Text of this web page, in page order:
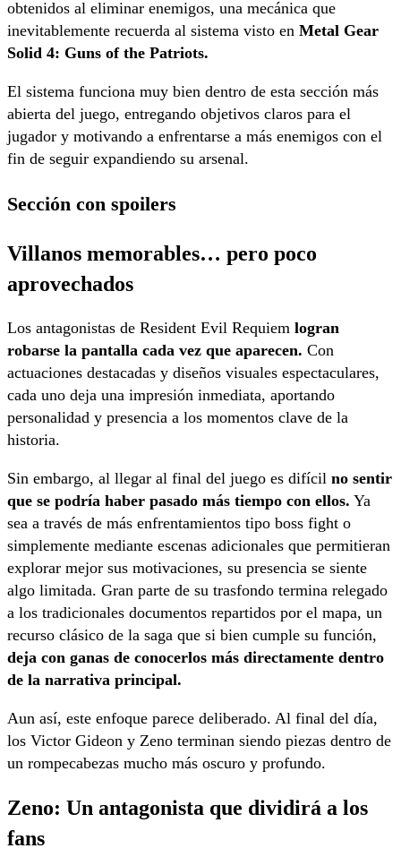
obtenidos al eliminar enemigos, una mecánica que
inevitablemente recuerda al sistema visto en Metal Gear
Solid 4: Guns of the Patriots.
El sistema funciona muy bien dentro de esta sección más
abierta del juego, entregando objetivos claros para el
jugador y motivando a enfrentarse a más enemigos con el
fin de seguir expandiendo su arsenal.
Sección con spoilers
Villanos memorables… pero poco
aprovechados
Los antagonistas de Resident Evil Requiem logran
robarse la pantalla cada vez que aparecen. Con
actuaciones destacadas y diseños visuales espectaculares,
cada uno deja una impresión inmediata, aportando
personalidad y presencia a los momentos clave de la
historia.
Sin embargo, al llegar al final del juego es difícil no sentir
que se podría haber pasado más tiempo con ellos. Ya
sea a través de más enfrentamientos tipo boss fight o
simplemente mediante escenas adicionales que permitieran
explorar mejor sus motivaciones, su presencia se siente
algo limitada. Gran parte de su trasfondo termina relegado
a los tradicionales documentos repartidos por el mapa, un
recurso clásico de la saga que si bien cumple su función,
deja con ganas de conocerlos más directamente dentro
de la narrativa principal.
Aun así, este enfoque parece deliberado. Al final del día,
los Victor Gideon y Zeno terminan siendo piezas dentro de
un rompecabezas mucho más oscuro y profundo.
Zeno: Un antagonista que dividirá a los
fans